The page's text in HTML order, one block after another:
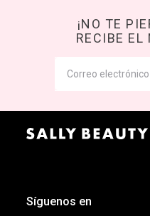
¡NO TE
RECIBE EL
Síguenos en